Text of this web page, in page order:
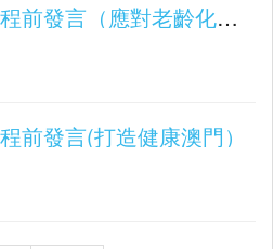
2024.11.11議程前發言（應對老齡化、少子化問題）
前發言(打造健康澳門）